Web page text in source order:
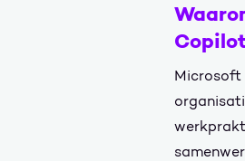
Microsoft